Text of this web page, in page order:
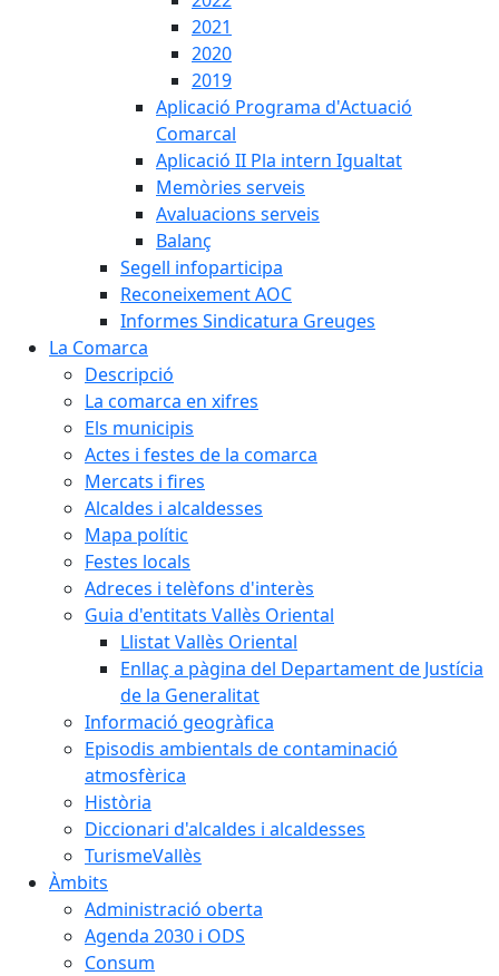
2021
2020
2019
Aplicació Programa d'Actuació
Comarcal
Aplicació II Pla intern Igualtat
Memòries serveis
Avaluacions serveis
Balanç
Segell infoparticipa
Reconeixement AOC
Informes Sindicatura Greuges
La Comarca
Descripció
La comarca en xifres
Els municipis
Actes i festes de la comarca
Mercats i fires
Alcaldes i alcaldesses
Mapa polític
Festes locals
Adreces i telèfons d'interès
Guia d'entitats Vallès Oriental
Llistat Vallès Oriental
Enllaç a pàgina del Departament de Justícia
de la Generalitat
Informació geogràfica
Episodis ambientals de contaminació
atmosfèrica
Història
Diccionari d'alcaldes i alcaldesses
TurismeVallès
Àmbits
Administració oberta
Agenda 2030 i ODS
Consum